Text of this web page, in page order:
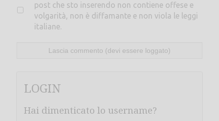
post che sto inserendo non contiene offese e
volgarità, non è diffamante e non viola le leggi
italiane.
LOGIN
Hai dimenticato lo username?